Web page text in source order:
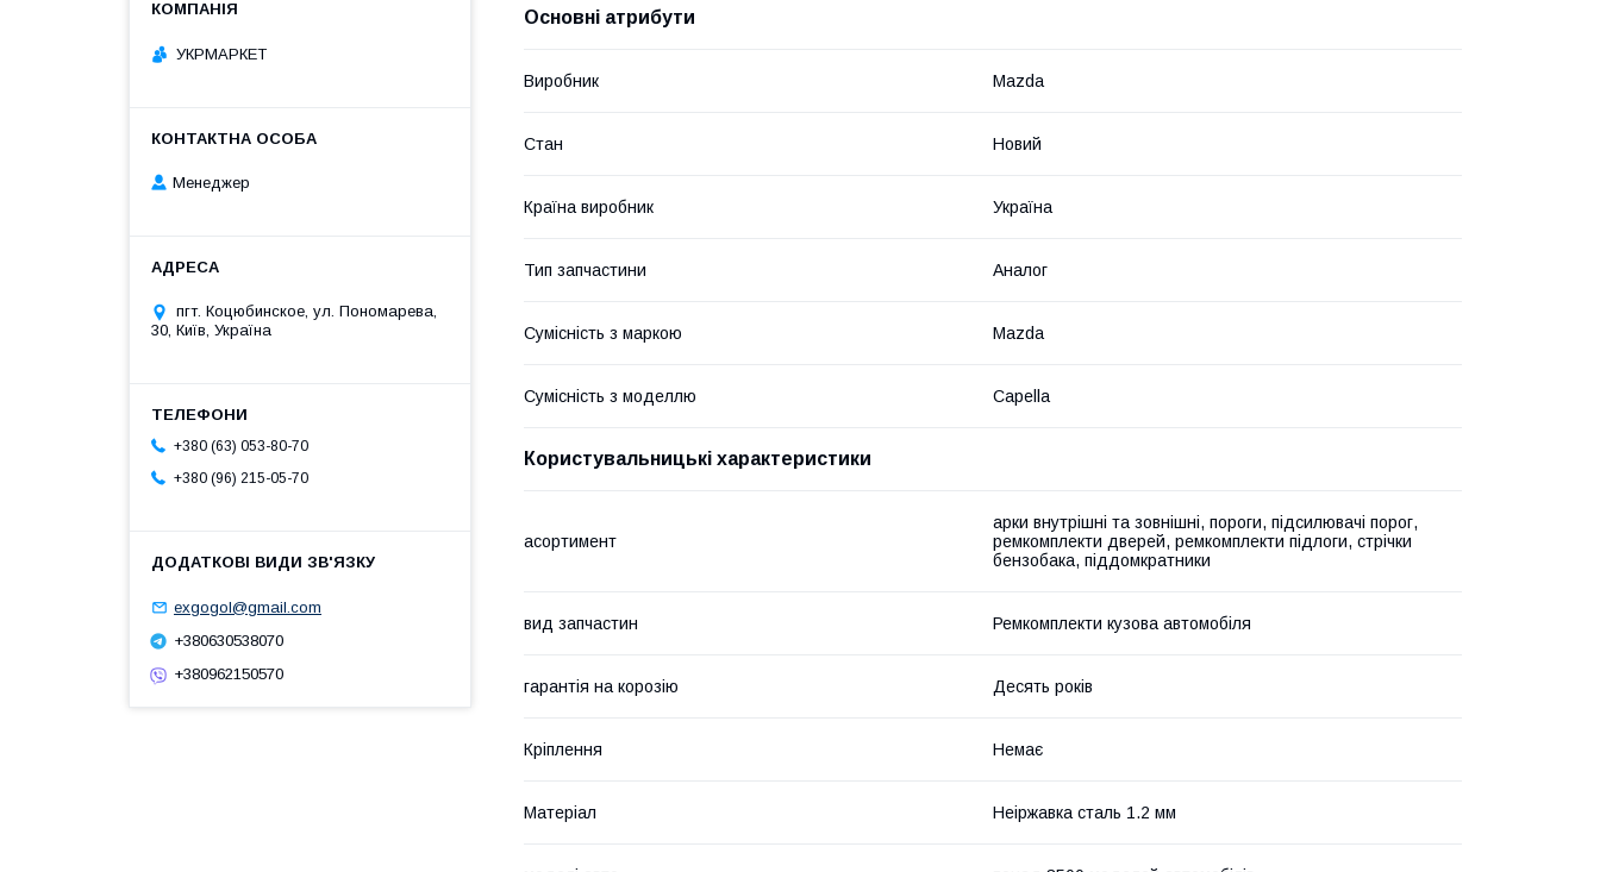
Основні атрибути
Виробник Mazda
Стан Новий
Країна виробник Україна
Тип запчастини Аналог
Сумісність з маркою Mazda
Сумісність з моделлю Capella
Користувальницькі характеристики
асортимент
арки внутрішні та зовнішні, пороги, підсилювачі порог,
ремкомплекти дверей, ремкомплекти підлоги, стрічки
бензобака, піддомкратники
вид запчастин Ремкомплекти кузова автомобіля
гарантія на корозію Десять років
Кріплення Немає
Матеріал Неіржавка сталь 1.2 мм
УКРМАРКЕТ
Менеджер
пгт. Коцюбинское, ул. Пономарева,
30, Київ, Україна
+380 (63) 053-80-70
+380 (96) 215-05-70
exgogol@gmail.com
+380630538070
+380962150570